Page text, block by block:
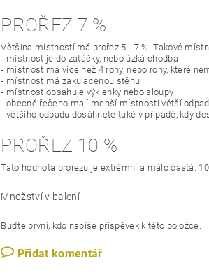
PROŘEZ 7 %
Většina místností má prořez 5 - 7 %. Takové
- místnost je do zatáčky, nebo úzká chodba
- místnost má více než 4 rohy, nebo rohy, které
- místnost má zakulacenou stěnu
- místnost obsahuje výklenky nebo sloupy
- obecně řečeno mají menší místnosti větší
- většího odpadu dosáhnete také v případě, kdy
PROŘEZ 10 %
Tato hodnota prořezu je extrémní a málo častá.
Množství v balení
Buďte první, kdo napíše příspěvek k této položce.
Přidat komentář